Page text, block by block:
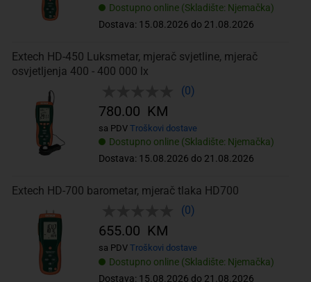
Dostupno online (Skladište: Njemačka)
Dostava: 15.08.2026 do 21.08.2026
Extech HD-450 Luksmetar, mjerač svjetline, mjerač
osvjetljenja 400 - 400 000 lx
(0)
Dostupno online (Skladište: Njemačka)
Dostava: 15.08.2026 do 21.08.2026
780.00 KM
sa PDV Troškovi dostave
Extech HD-700 barometar, mjerač tlaka HD700
(0)
Dostupno online (Skladište: Njemačka)
Dostava: 15.08.2026 do 21.08.2026
655.00 KM
sa PDV Troškovi dostave